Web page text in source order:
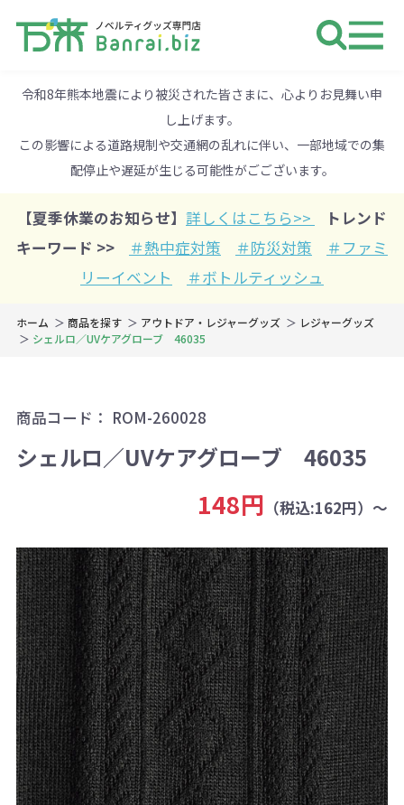
令和8年熊本地震により被災された皆さまに、心よりお見舞い申
し上げます。
この影響による道路規制や交通網の乱れに伴い、一部地域での集
配停止や遅延が生じる可能性がごございます。
【夏季休業のお知らせ】 詳しくはこちら>>
トレンド
キーワード >>
＃熱中症対策 ＃防災対策
＃ファミ
リーイベント
＃ボトルティッシュ
ホーム 商品を探す アウトドア・レジャーグッズ
レジャーグッズ
シェルロ／UVケアグローブ 46035
商品コード： ROM-260028
シェルロ／UVケアグローブ 46035
148円 （税込:162円）～